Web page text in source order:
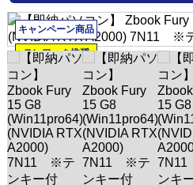
キャンペーン商品
テレワーク推奨